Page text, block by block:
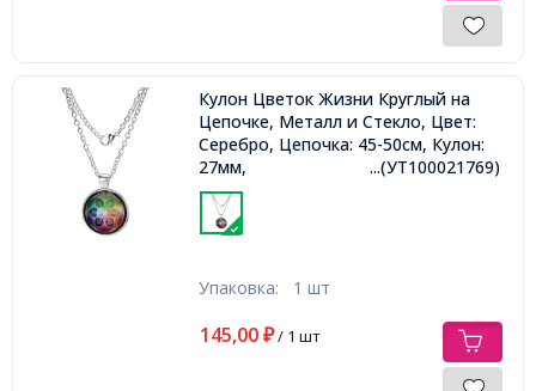
Кулон Цветок Жизни Круглый на
Цепочке, Металл и Стекло, Цвет:
Серебро, Цепочка: 45-50см, Кулон:
27мм,
...(УТ100021769)
Упаковка: 1 шт
145,00 ₽/ 1 шт